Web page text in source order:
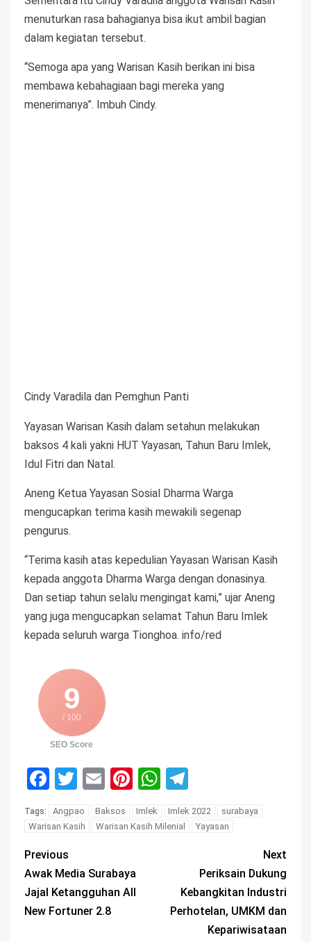
menuturkan rasa bahagianya bisa ikut ambil bagian
dalam kegiatan tersebut.
“Semoga apa yang Warisan Kasih berikan ini bisa
membawa kebahagiaan bagi mereka yang
menerimanya”. Imbuh Cindy.
Cindy Varadila dan Pemghun Panti
Yayasan Warisan Kasih dalam setahun melakukan
baksos 4 kali yakni HUT Yayasan, Tahun Baru Imlek,
Idul Fitri dan Natal.
Aneng Ketua Yayasan Sosial Dharma Warga
mengucapkan terima kasih mewakili segenap
pengurus.
“Terima kasih atas kepedulian Yayasan Warisan Kasih
kepada anggota Dharma Warga dengan donasinya.
Dan setiap tahun selalu mengingat kami,” ujar Aneng
yang juga mengucapkan selamat Tahun Baru Imlek
kepada seluruh warga Tionghoa. info/red
9
/ 100
SEO Score
Facebook
Twitter
EmailPinterest
WhatsApp
Tags: Angpao Baksos Imlek Imlek 2022
surabaya
Warisan Kasih
Warisan Kasih Milenial Yayasan
Previous
Awak Media Surabaya
Jajal Ketangguhan All
New Fortuner 2.8
Next
Periksain Dukung
Kebangkitan Industri
Perhotelan, UMKM dan
Kepariwisataan